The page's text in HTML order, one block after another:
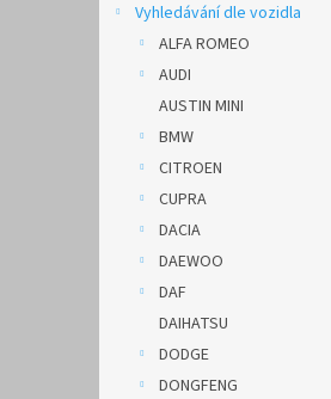
Vyhledávání dle vozidla
ALFA ROMEO
AUDI
AUSTIN MINI
BMW
CITROEN
CUPRA
DACIA
DAEWOO
DAF
DAIHATSU
DODGE
DONGFENG